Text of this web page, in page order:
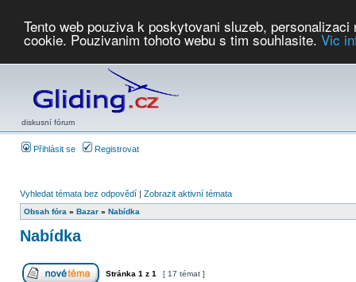
Tento web pouziva k poskytovani sluzeb,
cookie. Pouzivanim tohoto webu s tim souhlasite. Vic
diskusní fórum
Přihlásit se Registrovat
Vyhledat témata bez odpovědí | Zobrazit aktivní témata
Obsah fóra » Bazar » Nabídka
Nabídka
Stránka 1 z 1 [ 17 témat ]